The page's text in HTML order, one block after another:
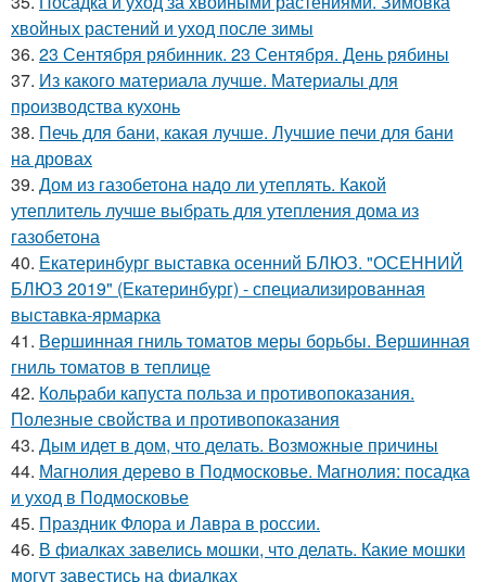
хвойных растений и уход после зимы
36. 23 Сентября рябинник. 23 Сентября. День рябины
37. Из какого материала лучше. Материалы для
производства кухонь
38. Печь для бани, какая лучше. Лучшие печи для бани
на дровах
39. Дом из газобетона надо ли утеплять. Какой
утеплитель лучше выбрать для утепления дома из
газобетона
40. Екатеринбург выставка осенний БЛЮЗ. "ОСЕННИЙ
БЛЮЗ 2019" (Екатеринбург) - специализированная
выставка-ярмарка
41. Вершинная гниль томатов меры борьбы. Вершинная
гниль томатов в теплице
42. Кольраби капуста польза и противопоказания.
Полезные свойства и противопоказания
43. Дым идет в дом, что делать. Возможные причины
44. Магнолия дерево в Подмосковье. Магнолия: посадка
и уход в Подмосковье
45. Праздник Флора и Лавра в россии.
46. В фиалках завелись мошки, что делать. Какие мошки
могут завестись на фиалках